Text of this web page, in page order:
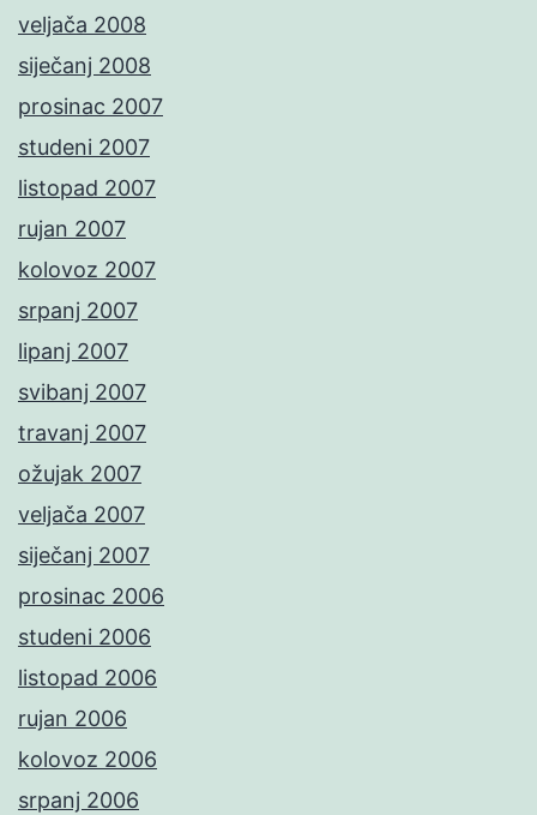
veljača 2008
siječanj 2008
prosinac 2007
studeni 2007
listopad 2007
rujan 2007
kolovoz 2007
srpanj 2007
lipanj 2007
svibanj 2007
travanj 2007
ožujak 2007
veljača 2007
siječanj 2007
prosinac 2006
studeni 2006
listopad 2006
rujan 2006
kolovoz 2006
srpanj 2006